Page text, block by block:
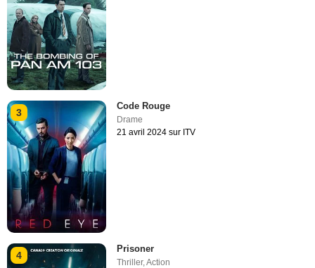
3
Code Rouge
Drame
21 avril 2024 sur ITV
4
Prisoner
Thriller,Action